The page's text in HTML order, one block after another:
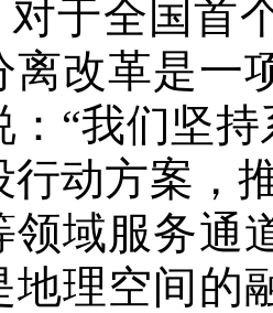
对于全国首
离改革是一
：“我们坚
行动方案，
领域服务通
地理空间的